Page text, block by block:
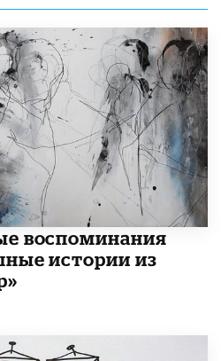
воспоминания
истории из